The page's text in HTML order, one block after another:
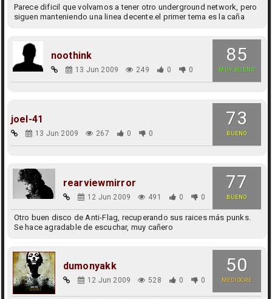
Parece dificil que volvamos a tener otro underground network, pero
siguen manteniendo una linea decente.el primer tema es la caña
85
MUY BUENO
noothink
13 Jun 2009 249 0 0
73
BUENO
joel-41
13 Jun 2009 267 0 0
77
BUENO
rearviewmirror
12 Jun 2009 491 0 0
Otro buen disco de Anti-Flag, recuperando sus raices más punks.
Se hace agradable de escuchar, muy cañero
50
MEDIOCRE
dumonyakk
12 Jun 2009 528 0 0